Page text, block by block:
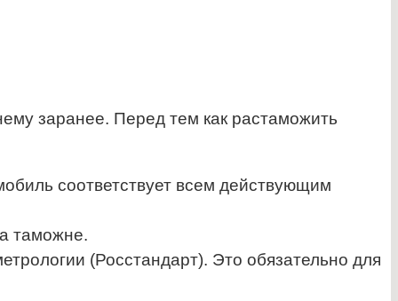
заранее. Перед тем как растаможить
соответствует всем действующим
таможне.
(Росстандарт). Это обязательно для